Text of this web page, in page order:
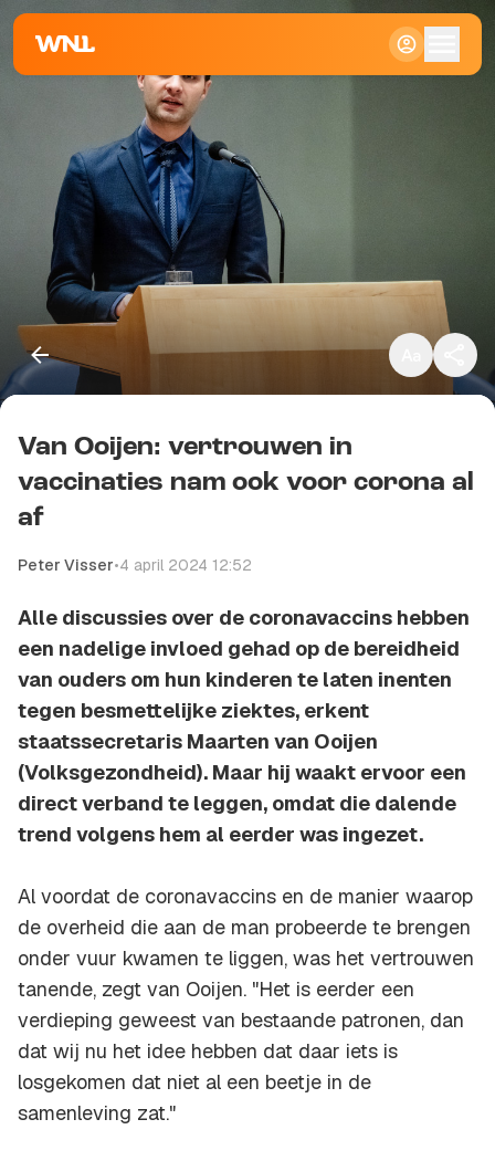
Standaard
Groot
Kopieer link
Van Ooijen: vertrouwen in
vaccinaties nam ook voor corona al
af
Peter Visser•4 april 2024 12:52
Alle discussies over de coronavaccins hebben
een nadelige invloed gehad op de bereidheid
van ouders om hun kinderen te laten inenten
tegen besmettelijke ziektes, erkent
staatssecretaris Maarten van Ooijen
(Volksgezondheid). Maar hij waakt ervoor een
direct verband te leggen, omdat die dalende
trend volgens hem al eerder was ingezet.
Al voordat de coronavaccins en de manier waarop
de overheid die aan de man probeerde te brengen
onder vuur kwamen te liggen, was het vertrouwen
tanende, zegt van Ooijen. "Het is eerder een
verdieping geweest van bestaande patronen, dan
dat wij nu het idee hebben dat daar iets is
losgekomen dat niet al een beetje in de
samenleving zat."